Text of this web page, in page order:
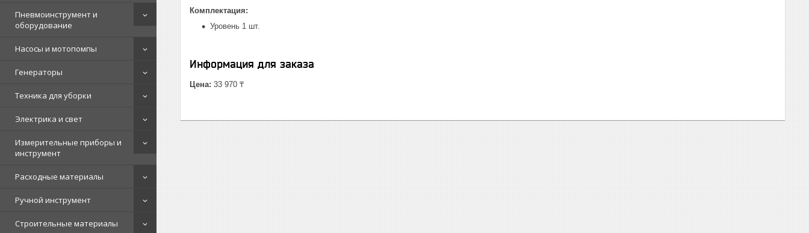
Пневмоинструмент и
оборудование
Насосы и мотопомпы
Генераторы
Техника для уборки
Электрика и свет
Измерительные приборы и
инструмент
Расходные материалы
Ручной инструмент
Строительные материалы
Комплектация:
Уровень 1 шт.
Информация для заказа
Цена: 33 970 ₸